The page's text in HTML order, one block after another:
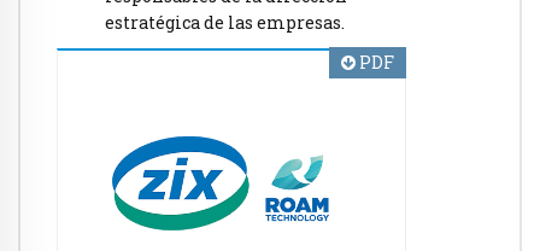
estratégica de las empresas.
PDF